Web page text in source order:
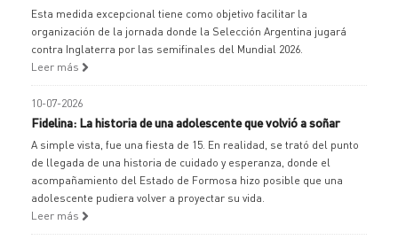
Esta medida excepcional tiene como objetivo facilitar la
organización de la jornada donde la Selección Argentina jugará
contra Inglaterra por las semifinales del Mundial 2026.
Leer más
10-07-2026
Fidelina: La historia de una adolescente que volvió a soñar
A simple vista, fue una fiesta de 15. En realidad, se trató del punto
de llegada de una historia de cuidado y esperanza, donde el
acompañamiento del Estado de Formosa hizo posible que una
adolescente pudiera volver a proyectar su vida.
Leer más